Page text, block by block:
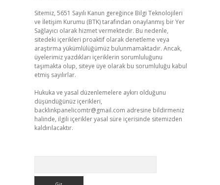
Sitemiz, 5651 Sayılı Kanun gereğince Bilgi Teknolojileri
ve İletişim Kurumu (BTK) tarafından onaylanmış bir Yer
Sağlayıcı olarak hizmet vermektedir. Bu nedenle,
sitedeki içerikleri proaktif olarak denetleme veya
araştırma yükümlülüğümüz bulunmamaktadır. Ancak,
üyelerimiz yazdıkları içeriklerin sorumluluğunu
taşımakta olup, siteye üye olarak bu sorumluluğu kabul
etmiş sayılırlar.
Hukuka ve yasal düzenlemelere aykırı olduğunu
düşündüğünüz içerikleri,
backlinkpanelicomtr@gmail.com adresine bildirmeniz
halinde, ilgili içerikler yasal süre içerisinde sitemizden
kaldırılacaktır.